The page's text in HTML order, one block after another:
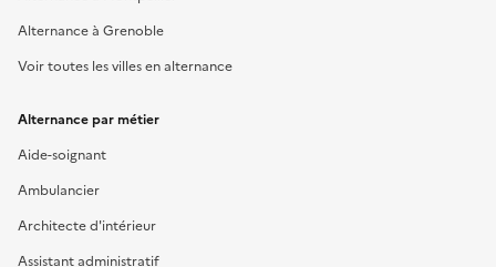
Alternance à Grenoble
Voir toutes les villes en alternance
Alternance par métier
Aide-soignant
Ambulancier
Architecte d'intérieur
Assistant administratif